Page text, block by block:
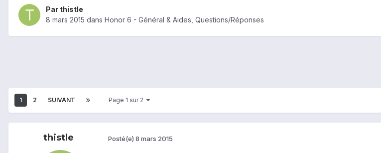
Par thistle
8 mars 2015 dans Honor 6 - Général & Aides, Questions/Réponses
1 2 SUIVANT Page 1 sur 2
thistle Posté(e) 8 mars 2015